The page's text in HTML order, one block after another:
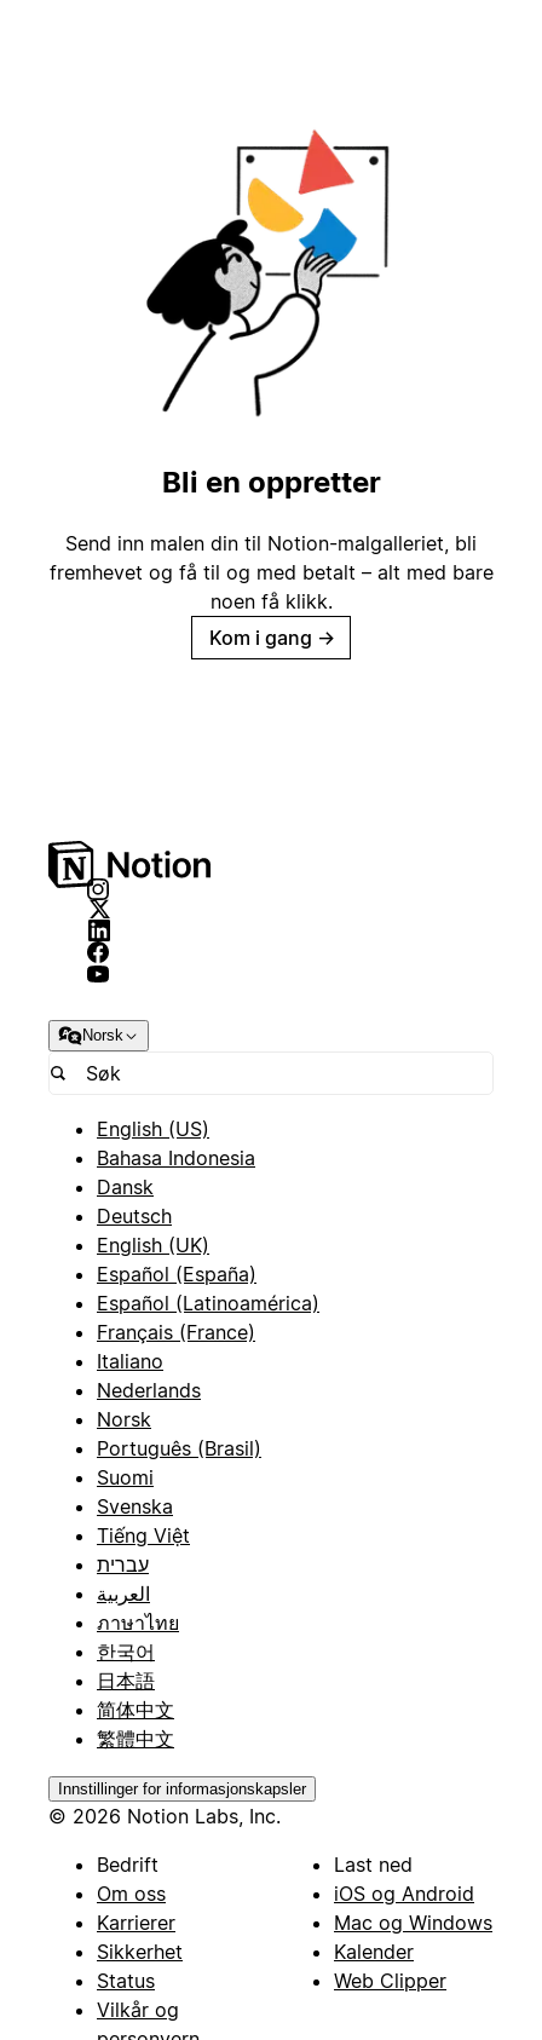
Bli en oppretter
Send inn malen din til Notion-malgalleriet, bli
fremhevet og få til og med betalt – alt med bare
noen få klikk.
Kom i gang →
Norsk
English (US)
Bahasa Indonesia
Dansk
Deutsch
English (UK)
Español (España)
Español (Latinoamérica)
Français (France)
Italiano
Nederlands
Norsk
Português (Brasil)
Suomi
Svenska
Tiếng Việt
עברית
العربية
ภาษาไทย
한국어
日本語
简体中文
繁體中文
Innstillinger for informasjonskapsler
© 2026 Notion Labs, Inc.
Bedrift
Om oss
Karrierer
Sikkerhet
Status
Vilkår og
Last ned
iOS og Android
Mac og Windows
Kalender
Web Clipper